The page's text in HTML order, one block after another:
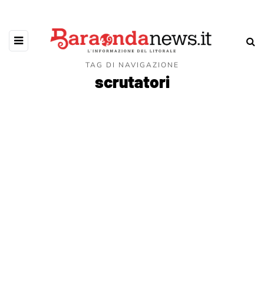
TAG DI NAVIGAZIONE
scrutatori